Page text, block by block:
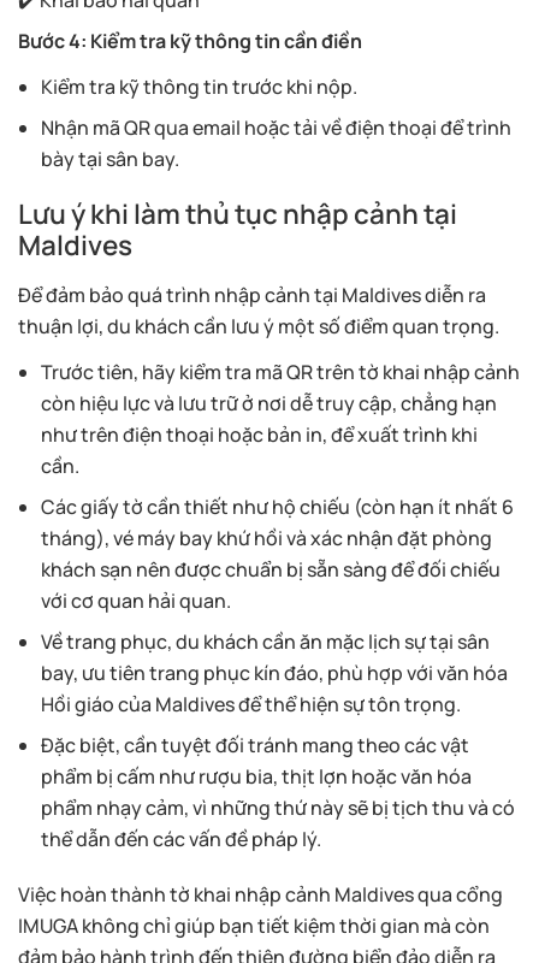
Bước 4: Kiểm tra kỹ thông tin cần điền
Kiểm tra kỹ thông tin trước khi nộp.
Nhận mã QR qua email hoặc tải về điện thoại để trình
bày tại sân bay.
Lưu ý khi làm thủ tục nhập cảnh tại
Maldives
Để đảm bảo quá trình nhập cảnh tại Maldives diễn ra
thuận lợi, du khách cần lưu ý một số điểm quan trọng.
Trước tiên, hãy kiểm tra mã QR trên tờ khai nhập cảnh
còn hiệu lực và lưu trữ ở nơi dễ truy cập, chẳng hạn
như trên điện thoại hoặc bản in, để xuất trình khi
cần.
Các giấy tờ cần thiết như hộ chiếu (còn hạn ít nhất 6
tháng), vé máy bay khứ hồi và xác nhận đặt phòng
khách sạn nên được chuẩn bị sẵn sàng để đối chiếu
với cơ quan hải quan.
Về trang phục, du khách cần ăn mặc lịch sự tại sân
bay, ưu tiên trang phục kín đáo, phù hợp với văn hóa
Hồi giáo của Maldives để thể hiện sự tôn trọng.
Đặc biệt, cần tuyệt đối tránh mang theo các vật
phẩm bị cấm như rượu bia, thịt lợn hoặc văn hóa
phẩm nhạy cảm, vì những thứ này sẽ bị tịch thu và có
thể dẫn đến các vấn đề pháp lý.
Việc hoàn thành tờ khai nhập cảnh Maldives qua cổng
IMUGA không chỉ giúp bạn tiết kiệm thời gian mà còn
đảm bảo hành trình đến thiên đường biển đảo diễn ra